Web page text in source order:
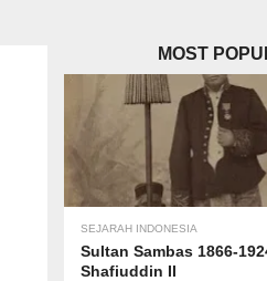
MOST
SEJARAH INDONESIA
Sultan Sambas 1866-
Shafiuddin II